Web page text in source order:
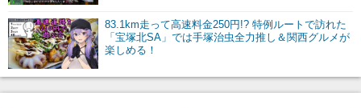
83.1km走って高速料金250円!? 特例ルートで訪れた
「宝塚北SA」では手塚治虫全力推し＆関西グルメが
楽しめる！